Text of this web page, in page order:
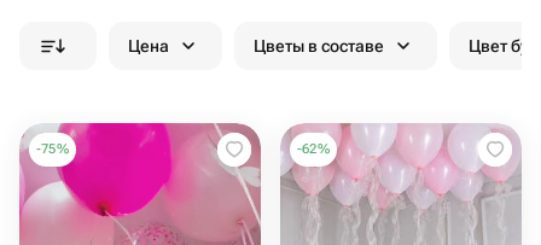
Цена Цветы в составе Цвет
-75% -62%